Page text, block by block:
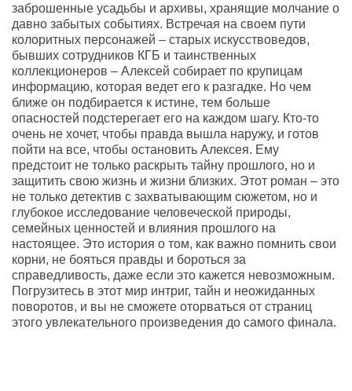
заброшенные усадьбы и архивы, хранящие молчание о
давно забытых событиях. Встречая на своем пути
колоритных персонажей – старых искусствоведов,
бывших сотрудников КГБ и таинственных
коллекционеров – Алексей собирает по крупицам
информацию, которая ведет его к разгадке. Но чем
ближе он подбирается к истине, тем больше
опасностей подстерегает его на каждом шагу. Кто-то
очень не хочет, чтобы правда вышла наружу, и готов
пойти на все, чтобы остановить Алексея. Ему
предстоит не только раскрыть тайну прошлого, но и
защитить свою жизнь и жизни близких. Этот роман – это
не только детектив с захватывающим сюжетом, но и
глубокое исследование человеческой природы,
семейных ценностей и влияния прошлого на
настоящее. Это история о том, как важно помнить свои
корни, не бояться правды и бороться за
справедливость, даже если это кажется невозможным.
Погрузитесь в этот мир интриг, тайн и неожиданных
поворотов, и вы не сможете оторваться от страниц
этого увлекательного произведения до самого финала.